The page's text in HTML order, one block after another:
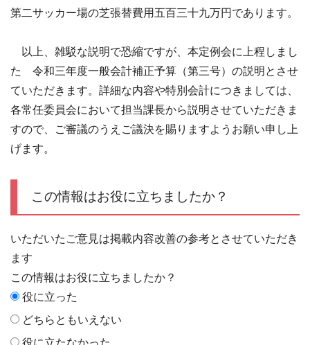
第二サッカー場の芝張替費用五百三十九万円であります。
以上、雑駁な説明で恐縮ですが、本定例会に上程しまし
た 令和三年度一般会計補正予算（第三号）の説明とさせ
ていただきます。詳細な内容や特別会計につきましては、
各常任委員会において担当課長から説明させていただきま
すので、ご審議のうえご議決を賜りますようお願い申し上
げます。
この情報はお役に立ちましたか？
いただいたご意見は掲載内容改善の参考とさせていただき
ます
この情報はお役に立ちましたか？
役に立った
どちらともいえない
役に立たなかった